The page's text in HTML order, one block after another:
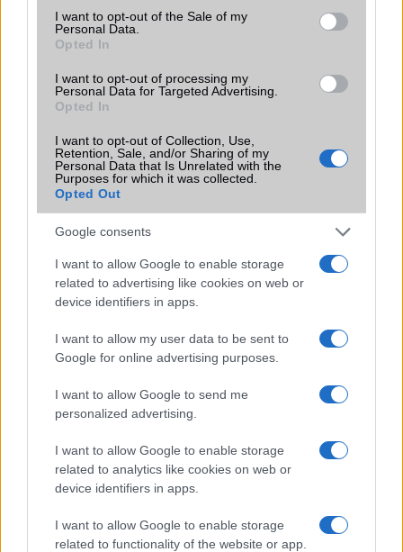
consent section.
I want to opt-out of the Sale of my
Personal Data.
Opted In
I want to opt-out of processing my
Personal Data for Targeted Advertising.
Opted In
I want to opt-out of Collection, Use,
Retention, Sale, and/or Sharing of my
Personal Data that Is Unrelated with the
Purposes for which it was collected.
Opted Out
Google consents
I want to allow Google to enable storage
related to advertising like cookies on web or
device identifiers in apps.
I want to allow my user data to be sent to
Google for online advertising purposes.
I want to allow Google to send me
personalized advertising.
I want to allow Google to enable storage
related to analytics like cookies on web or
device identifiers in apps.
I want to allow Google to enable storage
related to functionality of the website or app.
Ez a rejtett Samsung funkció teljesen
megváltoztatja a mobilhasználatot –
sokan mégsem tudnak róla
2026.07.12| Android Central
Az Edge Panel az egyik leghasznosabb funkció, amely
jelentősen felgyorsítja a mindennapi használatot,
KAPCSOLÓDÓ HÍREK
Az Apple lemaradása az AI fejlesztésben: Felzárkózik-e a
tech óriás?
Perplexity kihívja Sirit – új iOS hangasszisztens született
iPhone 18: Az A20 chip 2nm technológiával és új
csomagolási eljárással érkezik
iOS 27 kiszivárgott újdonságai: három mesterséges
Az iOS 27 lehet az a frissítés, ami végre iPhone-cserére
ösztönzi a felhasználókat
Belső válság és vezetői harcok előzték meg az Apple AI-
fordulatát